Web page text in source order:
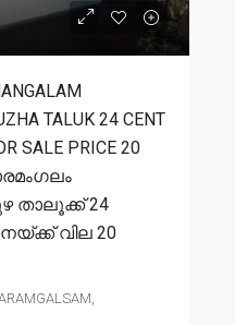
TALUK 24 CENT
SALE PRICE 20
24
വില 20